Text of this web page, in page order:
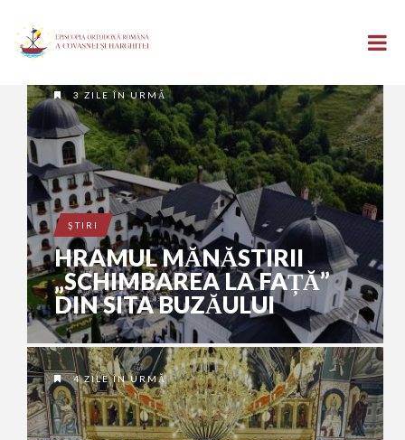
3 ZILE ÎN URMĂ
ŞTIRI
HRAMUL MĂNĂSTIRII
„SCHIMBAREA LA FAȚĂ”
DIN SITA BUZĂULUI
4 ZILE ÎN URMĂ